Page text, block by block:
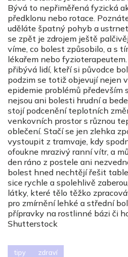
Bývá to nepřiměřená fyzická
předklonu nebo rotace.
uděláte špatný pohyb a
se zpět je zdrojem ještě
víme, co bolest způsobilo, a s
lékařem nebo
přibývá lidí, kteří si původce
podzim se totiž objevují nejen
epidemie problémů především
nejsou ani bolesti hrudní a
stojí podcenění teplotních
venkovních prostor s různou
oblečení. Stačí se jen zlehka
vystoupit z tramvaje, kdy
ofoukne mrazivý ranní vítr, a
den ráno z postele ani
bolest hned nechtějí řešit
sice rychle a spolehlivě
látky, které tělo těžko
pro zmírnění lehké a střední
přípravky na rostlinné bázi či
Shutterstock
tipy zdraví